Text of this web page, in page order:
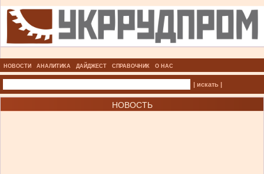
НОВОСТИ АНАЛИТИКА ДАЙДЖЕСТ СПРАВОЧНИК О НАС
| искать |
НОВОСТЬ